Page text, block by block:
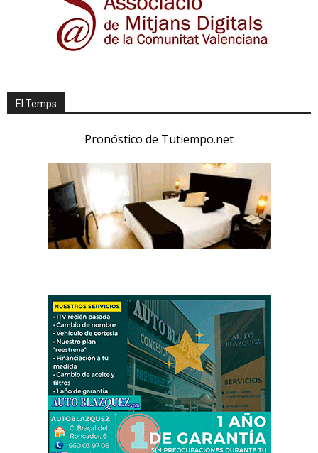
El Temps
Pronóstico de Tutiempo.net